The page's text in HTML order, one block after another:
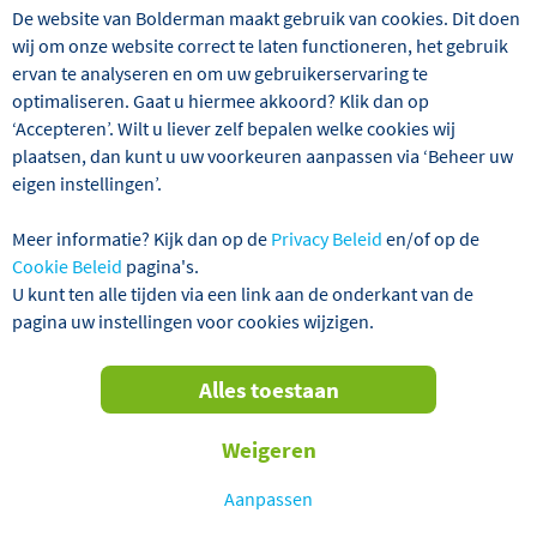
De website van Bolderman maakt gebruik van cookies. Dit doen
wij om onze website correct te laten functioneren, het gebruik
ervan te analyseren en om uw gebruikerservaring te
optimaliseren. Gaat u hiermee akkoord? Klik dan op
‘Accepteren’. Wilt u liever zelf bepalen welke cookies wij
plaatsen, dan kunt u uw voorkeuren aanpassen via ‘Beheer uw
eigen instellingen’.
Meer informatie? Kijk dan op de Privacy Beleid en/of op de
Cookie Beleid pagina's.
U kunt ten alle tijden via een link aan de onderkant van de
pagina uw instellingen voor cookies wijzigen.
Aanpassen
Weigeren
Alles toestaan